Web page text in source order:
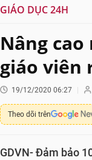
GIÁO DỤC 24H
Nâng
giáo viên
19/12/2020 06:27
Theo dõi trên
GDVN- Đảm bảo